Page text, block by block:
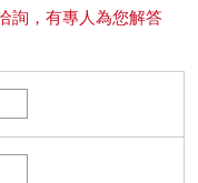
詢，有專人為您解答